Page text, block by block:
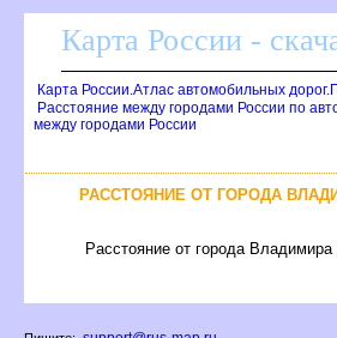
Карта России -
Карта России.Атлас автомобильных
Расстояние между городами России по
между городами России
РАССТОЯНИЕ ОТ ГОРОДА
Расстояние от города